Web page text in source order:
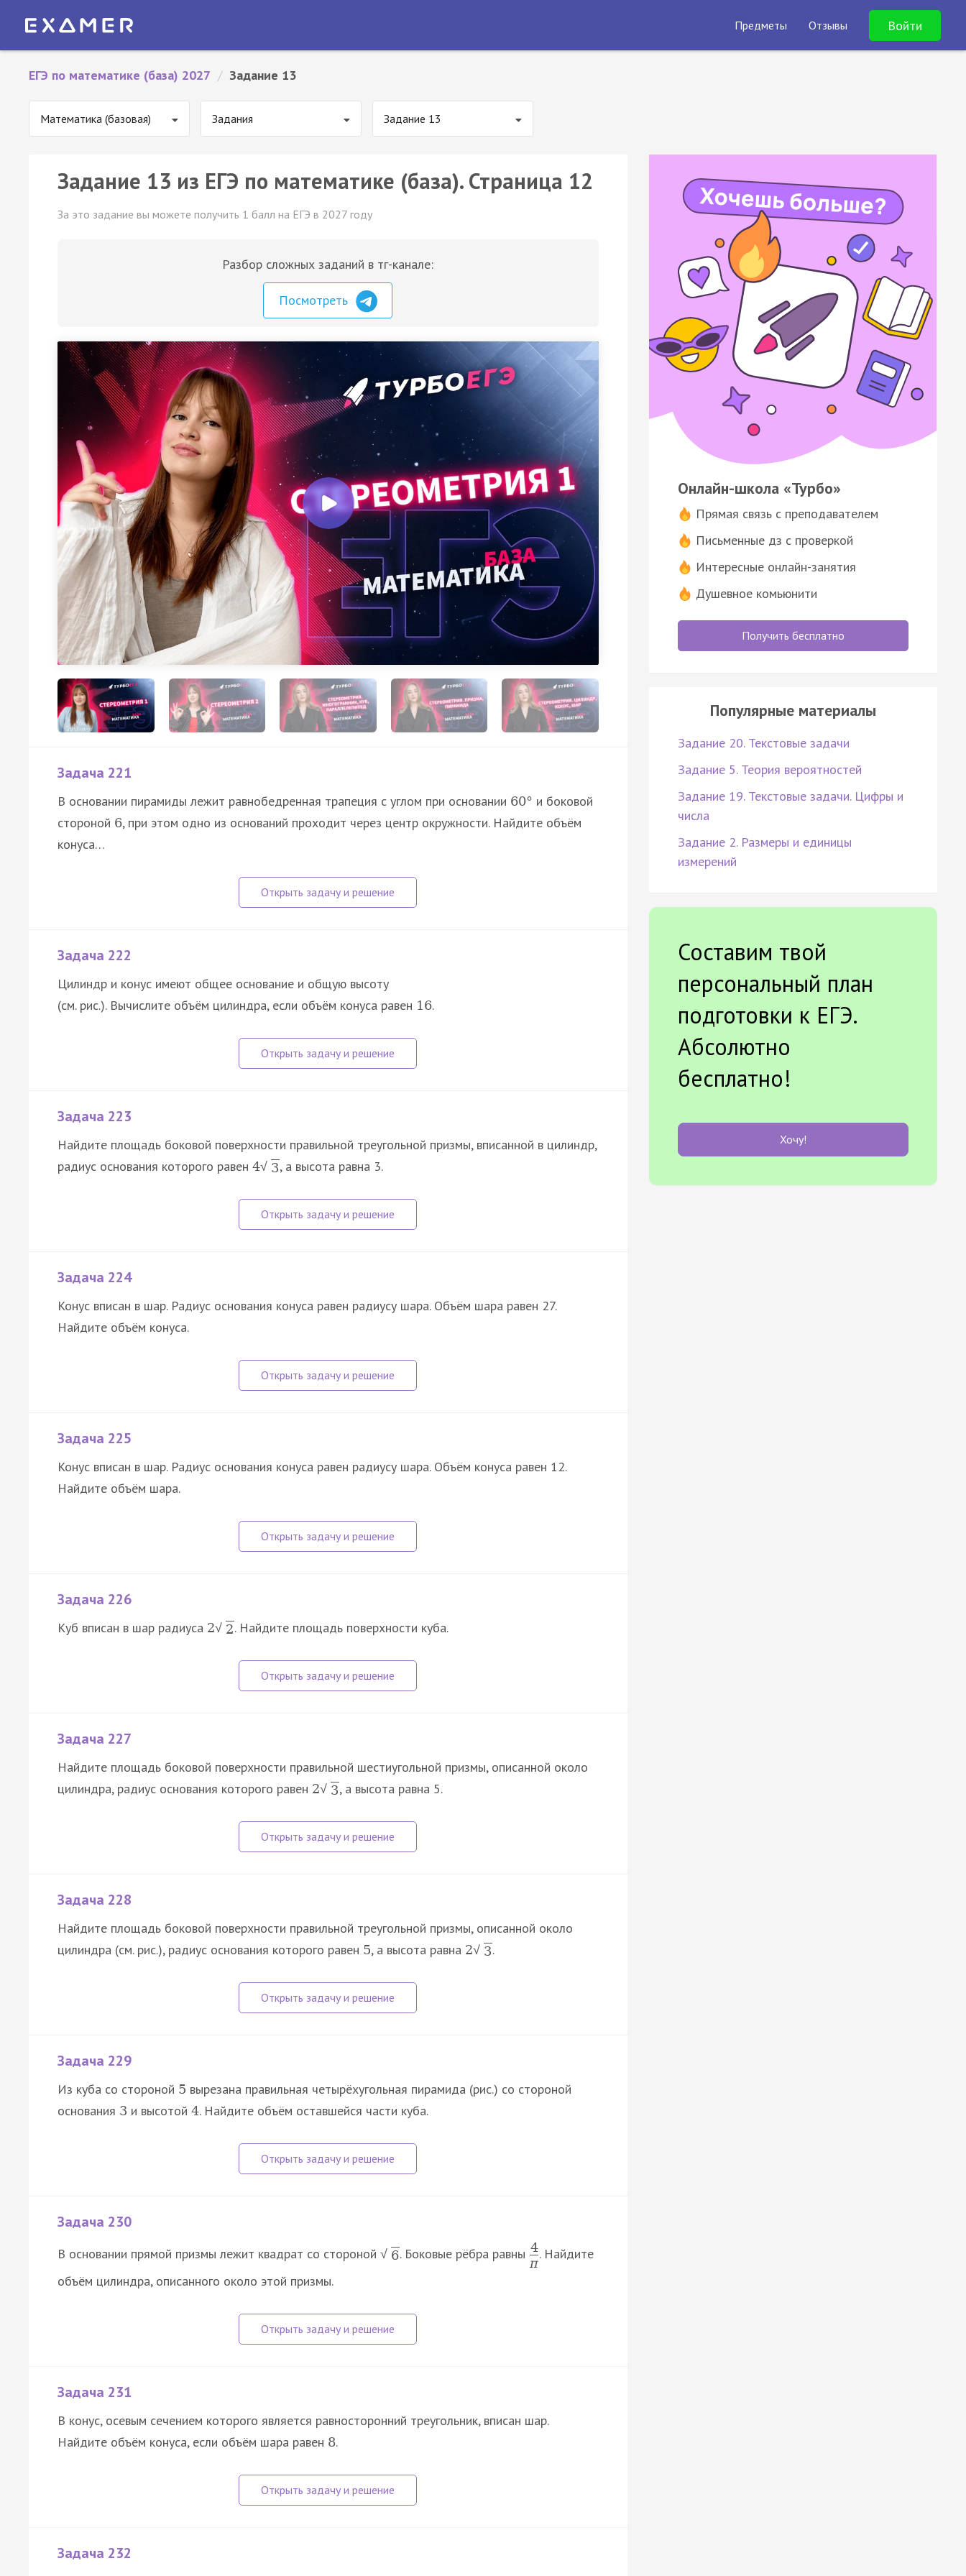
Предметы Отзывы Войти
ЕГЭ по математике (база) 2027 / Задание 13
Математика (базовая) Задания Задание 13
Задание 13 из ЕГЭ по математике (база). Страница 12
За это задание вы можете получить 1 балл на ЕГЭ в 2027 году
Разбор сложных заданий в тг-канале:
Посмотреть
Задача 221
В основании пирамиды лежит равнобедренная трапеция с углом при основании 60° и боковой
стороной 6, при этом одно из оснований проходит через центр окружности. Найдите объём
конуса…
Задача 222
Цилиндр и конус имеют общее основание и общую высоту
(см. рис.). Вычислите объём цилиндра, если объём конуса равен 16.
Задача 223
Найдите площадь боковой поверхности правильной треугольной призмы, вписанной в цилиндр,
радиус основания которого равен 4√ 3, а высота равна 3.
Задача 224
Конус вписан в шар. Радиус основания конуса равен радиусу шара. Объём шара равен 27.
Найдите объём конуса.
Задача 225
Конус вписан в шар. Радиус основания конуса равен радиусу шара. Объём конуса равен 12.
Найдите объём шара.
Задача 226
Куб вписан в шар радиуса 2√ 2. Найдите площадь поверхности куба.
Задача 227
Найдите площадь боковой поверхности правильной шестиугольной призмы, описанной около
цилиндра, радиус основания которого равен 2√ 3, а высота равна 5.
Задача 228
Найдите площадь боковой поверхности правильной треугольной призмы, описанной около
цилиндра (см. рис.), радиус основания которого равен 5, а высота равна 2√ 3.
Задача 229
Из куба со стороной 5 вырезана правильная четырёхугольная пирамида (рис.) со стороной
основания 3 и высотой 4. Найдите объём оставшейся части куба.
Задача 230
В основании прямой призмы лежит квадрат со стороной √ 6. Боковые рёбра равны 4
π
. Найдите
объём цилиндра, описанного около этой призмы.
Задача 231
В конус, осевым сечением которого является равносторонний треугольник, вписан шар.
Найдите объём конуса, если объём шара равен 8.
Задача 232
Онлайн-школа «Турбо»
Прямая связь с преподавателем
Письменные дз с проверкой
Интересные онлайн-занятия
Душевное комьюнити
Получить бесплатно
Популярные материалы
Задание 20. Текстовые задачи
Задание 5. Теория вероятностей
Задание 19. Текстовые задачи. Цифры и
числа
Задание 2. Размеры и единицы
измерений
Составим твой
персональный план
подготовки к ЕГЭ.
Абсолютно
бесплатно!
Хочу!